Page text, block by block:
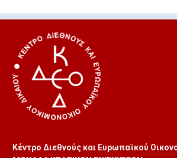
Κέντρο Διεθνούς και Ευρωπαϊκού